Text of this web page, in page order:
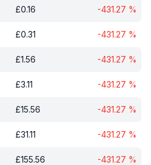
£0.16 -431.27 %
£0.31 -431.27 %
£1.56 -431.27 %
£3.11 -431.27 %
£15.56 -431.27 %
£31.11 -431.27 %
£155.56 -431.27 %